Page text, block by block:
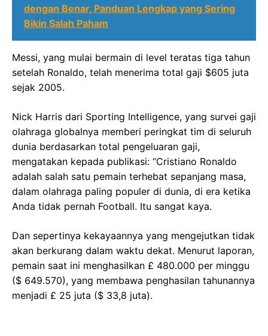
dengan Benar, Panduan Lengkap yang Sering
Bikin Salah Paham
Messi, yang mulai bermain di level teratas tiga tahun
setelah Ronaldo, telah menerima total gaji $605 juta
sejak 2005.
Nick Harris dari Sporting Intelligence, yang survei gaji
olahraga globalnya memberi peringkat tim di seluruh
dunia berdasarkan total pengeluaran gaji,
mengatakan kepada publikasi: “Cristiano Ronaldo
adalah salah satu pemain terhebat sepanjang masa,
dalam olahraga paling populer di dunia, di era ketika
Anda tidak pernah Football. Itu sangat kaya.
Dan sepertinya kekayaannya yang mengejutkan tidak
akan berkurang dalam waktu dekat. Menurut laporan,
pemain saat ini menghasilkan £ 480.000 per minggu
($ 649.570), yang membawa penghasilan tahunannya
menjadi £ 25 juta ($ 33,8 juta).